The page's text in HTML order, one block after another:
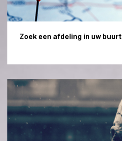
Zoek een afdeling in uw buurt